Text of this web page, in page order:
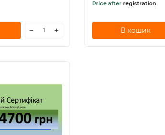
Price after registration
В кошик